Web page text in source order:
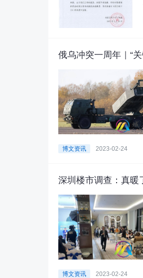
俄乌冲突一周年｜“
博文资讯 2023-02-24
深圳楼市调查：真暖
博文资讯 2023-02-24